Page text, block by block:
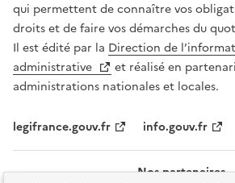
qui permettent de connaître vos
droits et de faire vos démarches du
Il est édité par la Direction de
administrative
et réalisé en
administrations nationales et locales.
legifrance.gouv.fr info.gouv.fr
Nos partenaires